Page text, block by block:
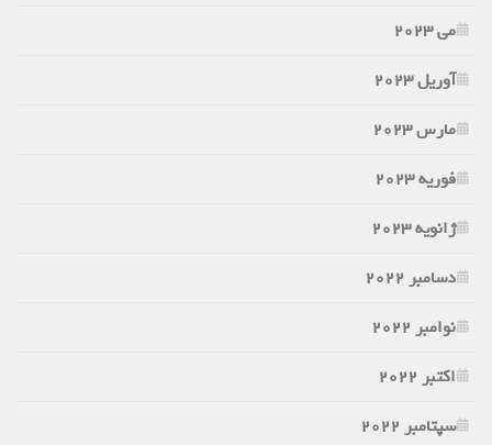
می 2023
آوریل 2023
مارس 2023
فوریه 2023
ژانویه 2023
دسامبر 2022
نوامبر 2022
اکتبر 2022
سپتامبر 2022